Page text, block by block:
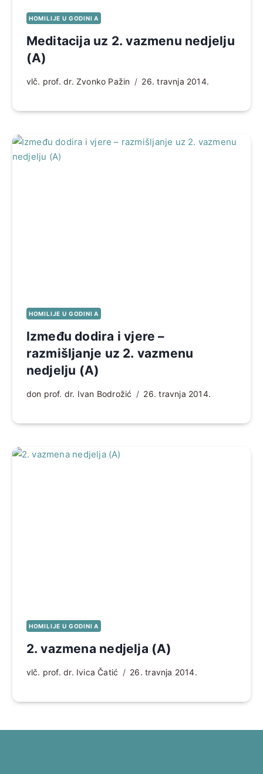
HOMILIJE U GODINI A
Meditacija uz 2. vazmenu nedjelju
(A)
vlč. prof. dr. Zvonko Pažin 26. travnja 2014.
HOMILIJE U GODINI A
Između dodira i vjere –
razmišljanje uz 2. vazmenu
nedjelju (A)
don prof. dr. Ivan Bodrožić 26. travnja 2014.
HOMILIJE U GODINI A
2. vazmena nedjelja (A)
vlč. prof. dr. Ivica Čatić 26. travnja 2014.